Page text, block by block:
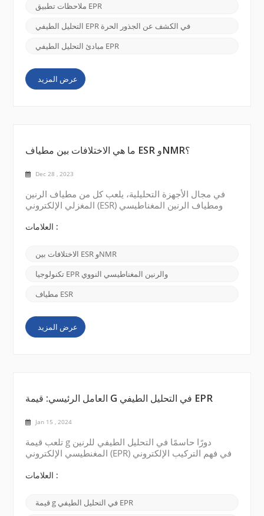
الطيفي EPR الخواص المغناطيسية للإلكترونات غير
المتزاوجة في المواد البارامغناطيس...
ملاحظات تطبيق EPR
التحليل الطيفي EPR في الكشف عن الجذور الحرة
مبادئ التحليل الطيفي EPR
عرض المزيد
ما هي الاختلافات بين مطياف ESR وNMR؟
Dec 28 , 2023
في مجال الأجهزة التحليلية، يلعب كل من مطياف الرنين
المغزلي الإلكتروني (ESR) ومطياف الرنين المغناطيسي
مبادئ مماثلة، إلا أن هناك اختلافات كبيرة بين التقنيتين.
العينة. تمتلك الإلكترونات غير المتزاوجة عزمًا مغناطيسيًا
ويمكن تحليلها باستخدام إشعاع ...
العلامات :
الاختلافات بين ESR وNMR
تكنولوجيا EPR والرنين المغناطيسي النووي
مطياف ESR
عرض المزيد
العامل الرئيسي: قيمة G في التحليل الطيفي EPR
Jan 15 , 2024
تلعب قيمة g دورًا حاسمًا في التحليل الطيفي للرنين
المغنطيسي الإلكتروني (EPR) في فهم التركيب الإلكتروني
اليوم عن العامل الرئيسي في التحليل الطيفي EPR: قيمة g
المجال المغناطيسي وفرق الطاقة بين مستويات الطاقة
في النظام. يمكن الحصول على قيمة g عن طريق قياس
العلامات :
قيمة g في التحليل الطيفي EPR